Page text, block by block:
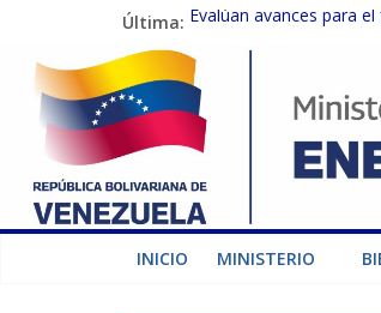
Última: Evalúan avances para
Inspeccionan trabajos
Gobierno Nacional
Termocarabobo
Condecoran a
INICIO MINISTERIO